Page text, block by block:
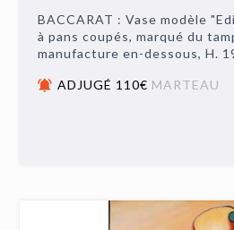
BACCARAT : Vase modèle
à pans coupés, marqué du
manufacture en-dessous, H.
ADJUGÉ 110€ MARTEAU